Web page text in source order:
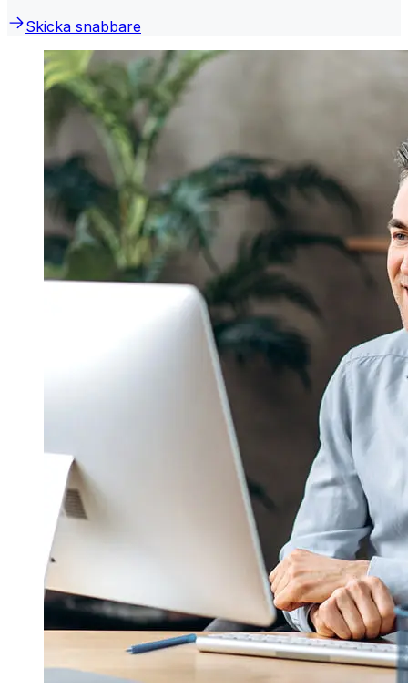
Skicka snabbare